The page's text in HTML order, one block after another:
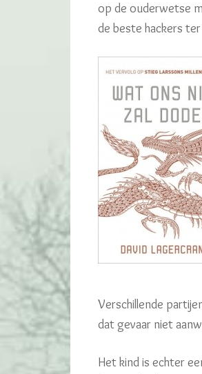
op de ouderwetse
de beste hackers
Verschillende
dat gevaar niet
Het kind is echter